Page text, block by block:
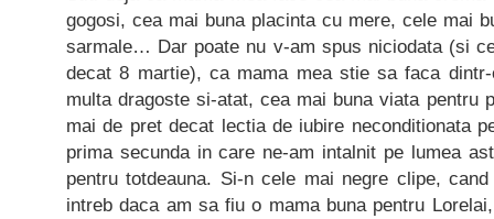
gogosi, cea mai buna placinta cu mere, cele mai
sarmale… Dar poate nu v-am spus niciodata (si
decat 8 martie), ca mama mea stie sa faca
multa dragoste si-atat, cea mai buna viata pentru
mai de pret decat lectia de iubire neconditionata
prima secunda in care ne-am intalnit pe lumea
pentru totdeauna. Si-n cele mai negre clipe,
intreb daca am sa fiu o mama buna pentru